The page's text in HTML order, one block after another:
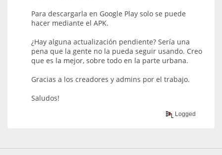
Para descargarla en Google Play solo se puede
hacer mediante el APK.
¿Hay alguna actualización pendiente? Sería una
pena que la gente no la pueda seguir usando. Creo
que es la mejor, sobre todo en la parte urbana.
Gracias a los creadores y admins por el trabajo.
Saludos!
Logged